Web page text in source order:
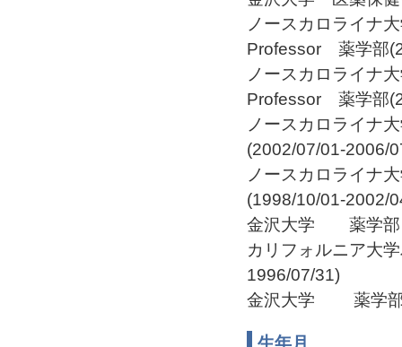
ノースカロライナ
Professor 薬学部
ノースカロライナ
Professor 薬学部
ノースカロライナ
(2002/07/01-2006/
ノースカロライナ
(1998/10/01-2002/
金沢大学 薬学部
カリフォルニア大
1996/07/31)
金沢大学 薬学部
生年月